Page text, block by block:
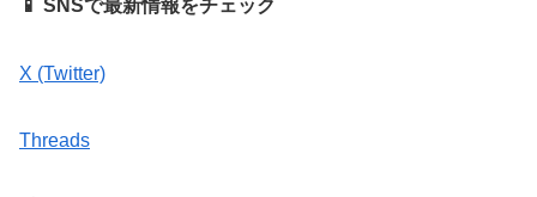
📱 SNSで最新情報をチェック
X (Twitter)
Threads